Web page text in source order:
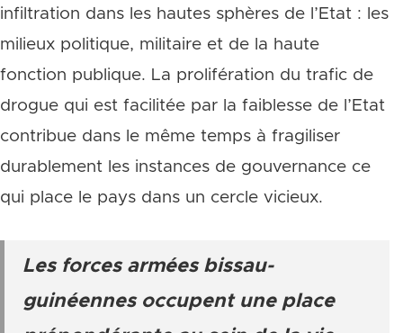
infiltration dans les hautes sphères de l’Etat : les
milieux politique, militaire et de la haute
fonction publique. La prolifération du trafic de
drogue qui est facilitée par la faiblesse de l’Etat
contribue dans le même temps à fragiliser
durablement les instances de gouvernance ce
qui place le pays dans un cercle vicieux.
Les forces armées bissau-
guinéennes occupent une place